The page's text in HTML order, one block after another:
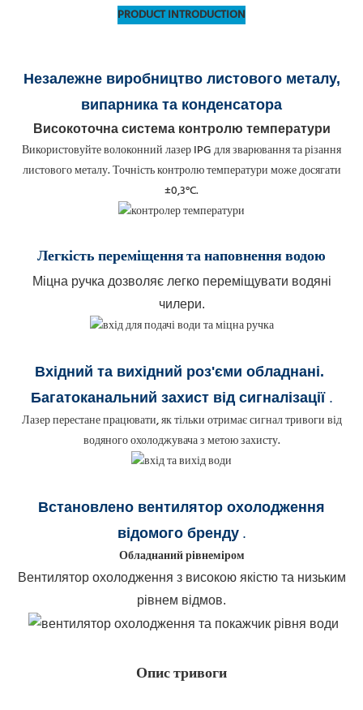
PRODUCT INTRODUCTION
Незалежне виробництво листового металу,
випарника та конденсатора
Високоточна система контролю температури
Використовуйте волоконний лазер IPG для зварювання та різання
листового металу. Точність контролю температури може досягати
±0,3°C.
Легкість переміщеннята наповнення водою
Міцна ручка дозволяє легко переміщувати водяні
чилери.
Вхідний та вихідний роз'єми обладнані.
Багатоканальний захист від сигналізації.
Лазер перестане працювати, як тільки отримає сигнал тривоги від
водяного охолоджувача з метою захисту.
Встановлено вентилятор охолодження
відомого бренду .
Обладнаний рівнеміром
Вентилятор охолодження з високою якістю та низьким
рівнем відмов.
Опис тривоги